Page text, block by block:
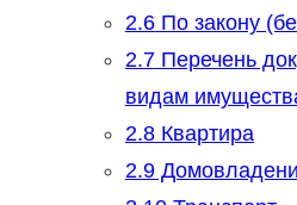
2.6По закону
2.7Перечень
видам
2.8Квартира
2.9